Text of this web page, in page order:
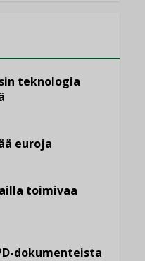
teknologia
euroja
toimivaa
dokumenteista